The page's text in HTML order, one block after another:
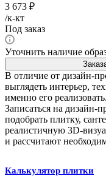
3 673 ₽
/к-кт
Под заказ
Уточнить наличие
В отличие от дизайн-
выглядеть интерьер,
именно его реализовать.
Записаться на дизайн-
подобрать плитку,
реалистичную 3D-
и рассчитают
Калькулятор плитки